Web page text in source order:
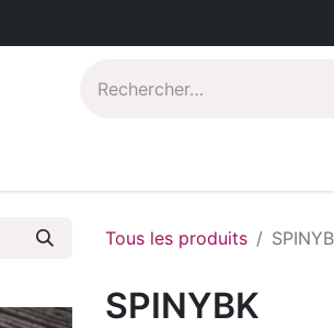
Tous les produits
SPINYBK